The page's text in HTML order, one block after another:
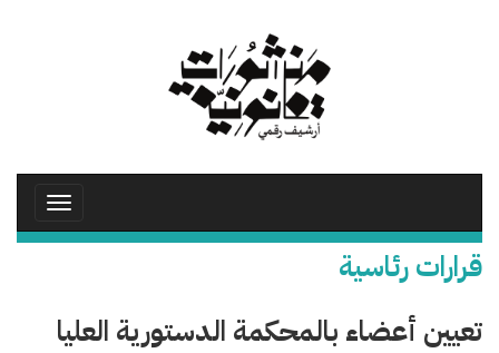
Toggle
قرارات رئاسية
تعيين أعضاء بالمحكمة الدستورية العليا